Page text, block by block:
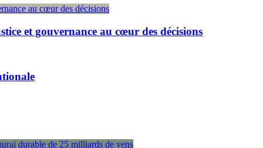
et gouvernance au cœur des décisions